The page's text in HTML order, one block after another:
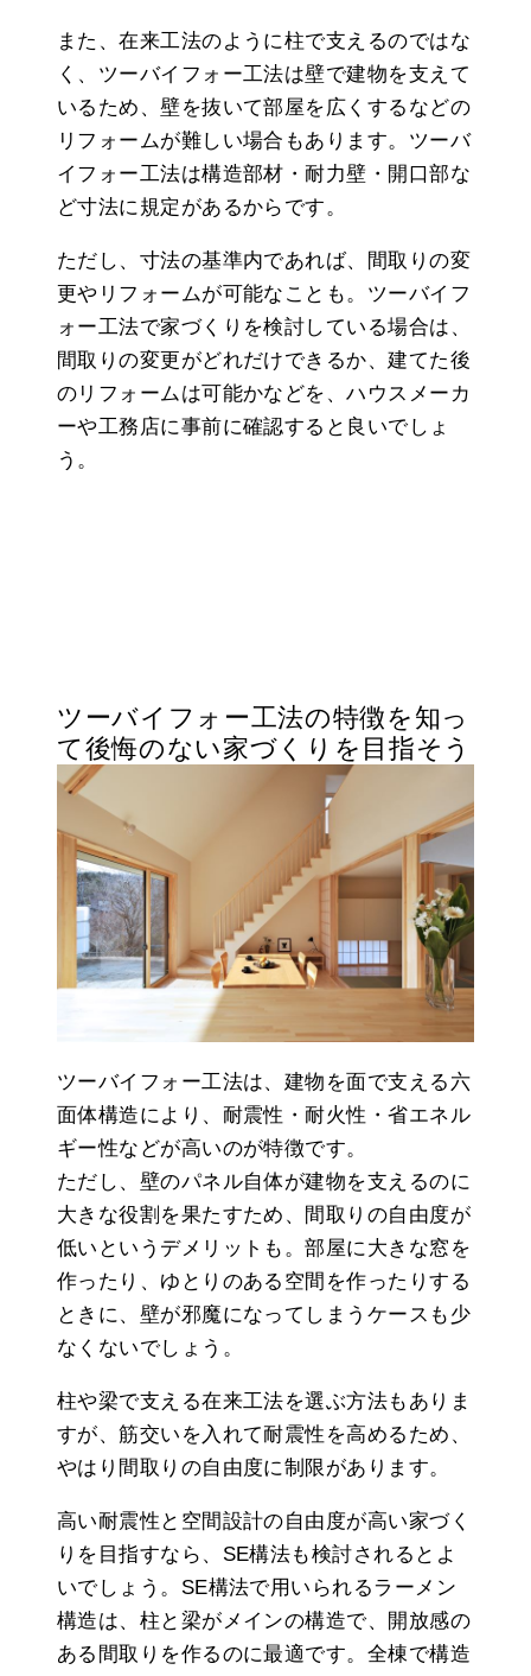
また、在来工法のように柱で支えるのではな
く、ツーバイフォー工法は壁で建物を支えて
いるため、壁を抜いて部屋を広くするなどの
リフォームが難しい場合もあります。ツーバ
イフォー工法は構造部材・耐力壁・開口部な
ど寸法に規定があるからです。
ただし、寸法の基準内であれば、間取りの変
更やリフォームが可能なことも。ツーバイフ
ォー工法で家づくりを検討している場合は、
間取りの変更がどれだけできるか、建てた後
のリフォームは可能かなどを、ハウスメーカ
ーや工務店に事前に確認すると良いでしょ
う。
ツーバイフォー工法の特徴を知っ
て後悔のない家づくりを目指そう
ツーバイフォー工法は、建物を面で支える六
面体構造により、耐震性・耐火性・省エネル
ギー性などが高いのが特徴です。
ただし、壁のパネル自体が建物を支えるのに
大きな役割を果たすため、間取りの自由度が
低いというデメリットも。部屋に大きな窓を
作ったり、ゆとりのある空間を作ったりする
ときに、壁が邪魔になってしまうケースも少
なくないでしょう。
柱や梁で支える在来工法を選ぶ方法もありま
すが、筋交いを入れて耐震性を高めるため、
やはり間取りの自由度に制限があります。
高い耐震性と空間設計の自由度が高い家づく
りを目指すなら、SE構法も検討されるとよ
いでしょう。SE構法で用いられるラーメン
構造は、柱と梁がメインの構造で、開放感の
ある間取りを作るのに最適です。全棟で構造